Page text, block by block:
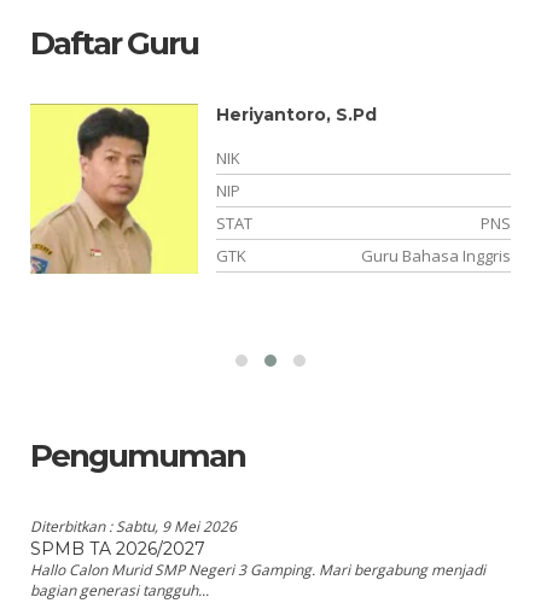
Daftar Guru
Heriyantoro, S.Pd
NIK
NIP
STAT
PNS
GTK
Guru Bahasa Inggris
Pengumuman
Diterbitkan :Sabtu, 9 Mei 2026
SPMB TA 2026/2027
Hallo Calon Murid SMP Negeri 3 Gamping. Mari bergabung menjadi
bagian generasi tangguh...